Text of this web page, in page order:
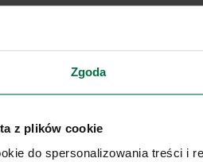
Zgoda
z plików cookie
do spersonalizowania treści i